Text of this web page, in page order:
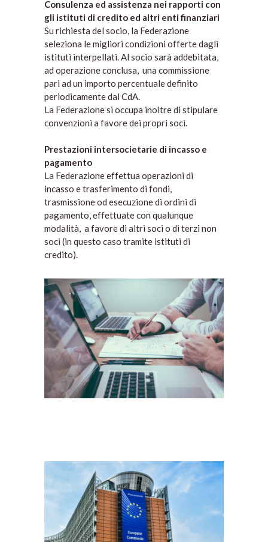
Consulenza ed assistenza nei rapporti con
gli istituti di credito ed altri enti finanziari
Su richiesta del socio, la Federazione
seleziona le migliori condizioni offerte dagli
istituti interpellati. Al socio sarà addebitata,
ad operazione conclusa, una commissione
pari ad un importo percentuale definito
periodicamente dal CdA.
La Federazione si occupa inoltre di stipulare
convenzioni a favore dei propri soci.
Prestazioni intersocietarie di incasso e
pagamento
La Federazione effettua operazioni di
incasso e trasferimento di fondi,
trasmissione od esecuzione di ordini di
pagamento, effettuate con qualunque
modalità, a favore di altri soci o di terzi non
soci (in questo caso tramite istituti di
credito).